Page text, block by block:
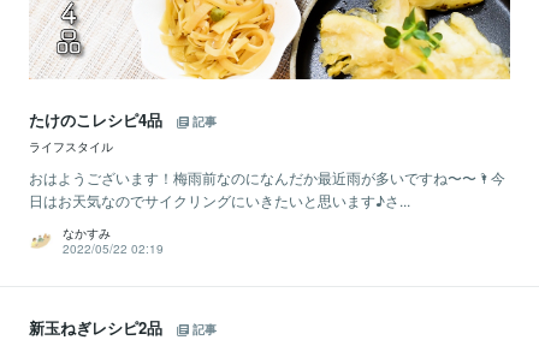
たけのこレシピ4品
記事
ライフスタイル
おはようございます！梅雨前なのになんだか最近雨が多いですね〜〜🌂今
日はお天気なのでサイクリングにいきたいと思います♪さ...
なかすみ
2022/05/22 02:19
新玉ねぎレシピ2品
記事